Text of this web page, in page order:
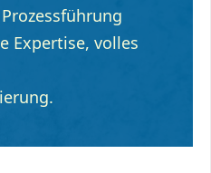
Expertise, volles